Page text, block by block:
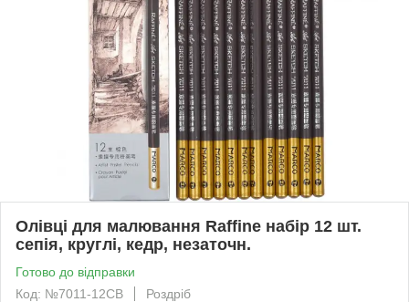
Олівці для малювання Raffine набір 12 шт.
сепія, круглі, кедр, незаточн.
Готово до відправки
Код: №7011-12СВ
Роздріб